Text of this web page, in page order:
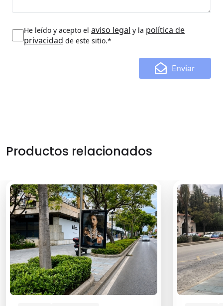
He leído y acepto el aviso legal y la política de
privacidad de este sitio.*
Enviar
Productos relacionados